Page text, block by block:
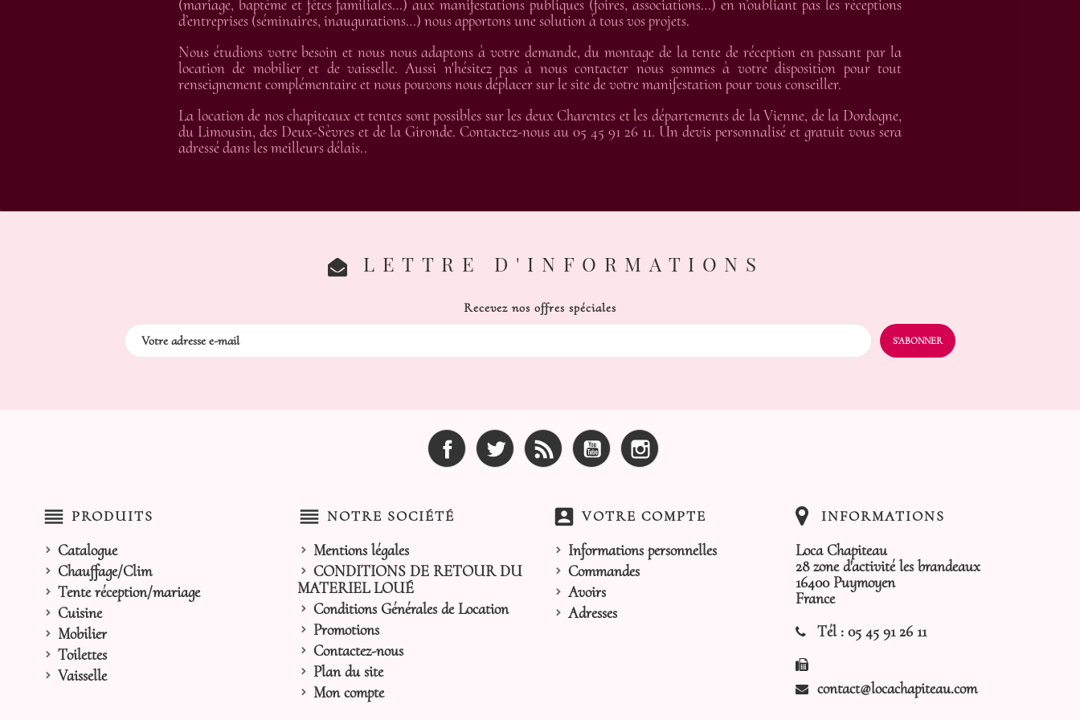
(mariage, baptême et fêtes familiales…) aux manifestations publiques (foires, associations…) en n’oubliant pas les réceptions
d’entreprises (séminaires, inaugurations…) nous apportons une solution à tous vos projets.
Nous étudions votre besoin et nous nous adaptons à votre demande, du montage de la tente de réception en passant par la
location de mobilier et de vaisselle. Aussi n'hésitez pas à nous contacter nous sommes à votre disposition pour tout
renseignement complémentaire et nous pouvons nous déplacer sur le site de votre manifestation pour vous conseiller.
La location de nos chapiteaux et tentes sont possibles sur les deux Charentes et les départements de la Vienne, de la Dordogne,
du Limousin, des Deux-Sèvres et de la Gironde. Contactez-nous au 05 45 91 26 11. Un devis personnalisé et gratuit vous sera
adressé dans les meilleurs délais..
LETTRE D'INFORMATIONS
Recevez nos offres spéciales
Facebook Twitter Rss YouTube
reorder PRODUITS
Catalogue
Chauffage/Clim
Tente réception/mariage
Cuisine
Mobilier
Toilettes
Vaisselle
reorder NOTRE SOCIÉTÉ
Mentions légales
CONDITIONS DE RETOUR DU
MATERIEL LOUÉ
Conditions Générales de Location
Promotions
Contactez-nous
Plan du site
Mon compte
account_box VOTRE COMPTE
Informations personnelles
Commandes
Avoirs
Adresses
INFORMATIONS
Loca Chapiteau
28 zone d'activité les brandeaux
16400 Puymoyen
France
Tél : 05 45 91 26 11
contact@locachapiteau.com